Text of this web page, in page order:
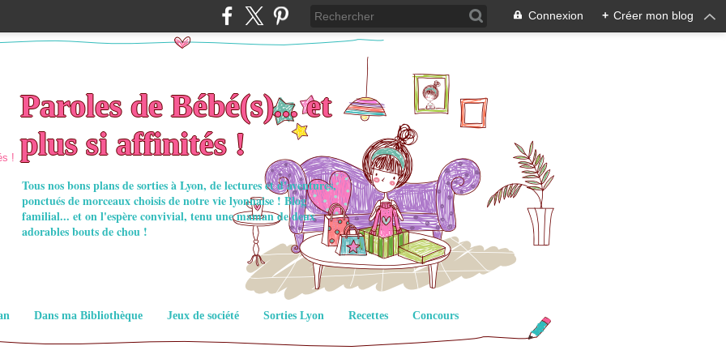
Connexion + Créer mon blog
Paroles de Bébé(s)... et
plus si affinités !
Tous nos bons plans de sorties à Lyon, de lectures et d'aventures,
ponctués de morceaux choisis de notre vie lyonnaise ! Blog
familial... et on l'espère convivial, tenu une maman de deux
adorables bouts de chou !
Dans ma Bibliothèque Jeux de société Sorties Lyon Recettes
Concours